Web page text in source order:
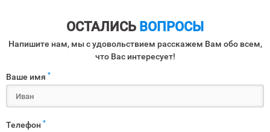
ОСТАЛИСЬ ВОПРОСЫ
Напишите нам, мы с удовольствием расскажем Вам обо всем,
что Вас интересует!
Ваше имя *
Телефон *